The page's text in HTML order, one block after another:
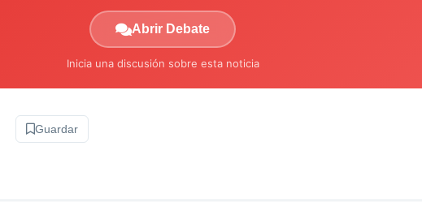
Abrir Debate
Inicia una discusión sobre esta noticia
Guardar